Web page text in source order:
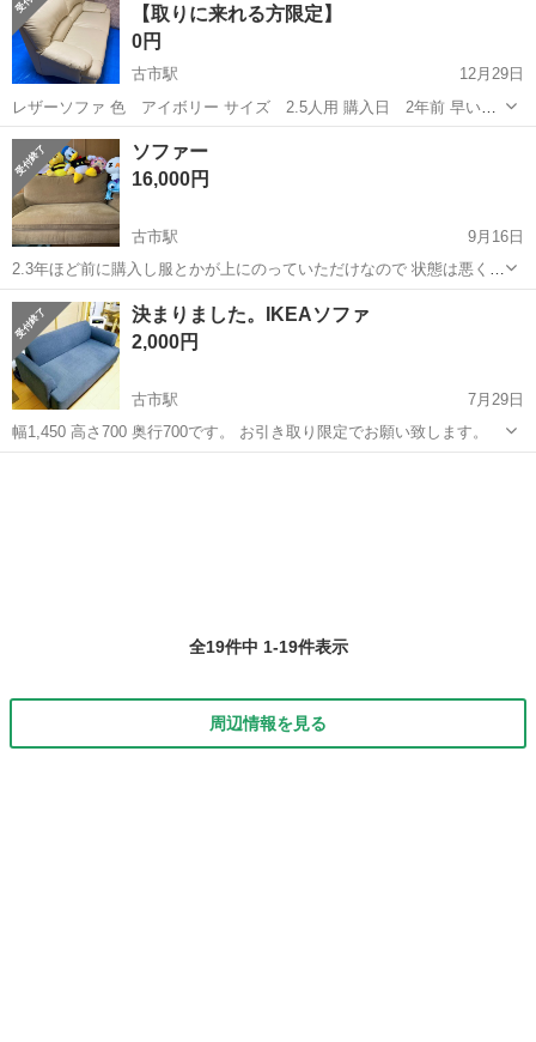
【取りに来れる方限定】
0円
古市駅
12月29日
レザーソファ 色 アイボリー サイズ 2.5人用 購入日 2年前 早い者
勝ちです。 取りに来れる方限定です。
大阪 羽曳野市
ソファー
16,000円
古市駅
9月16日
2.3年ほど前に購入し服とかが上にのっていただけなので 状態は悪くは
ないと思います。 自宅まで取りに来てもらえる人のみでお願いしま
す。 (ぬいぐるみはついていません) どうかご検討ください！
大阪 羽曳野市 古市駅
決まりました。IKEAソファ
2,000円
古市駅
7月29日
幅1,450 高さ700 奥行700です。 お引き取り限定でお願い致します。
全19件中 1-19件表示
周辺情報を見る